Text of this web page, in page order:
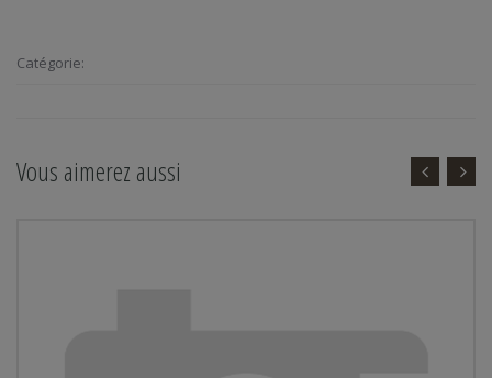
Catégorie:
Vous aimerez aussi